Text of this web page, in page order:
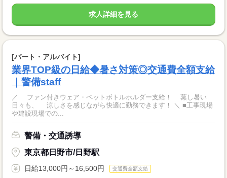
求人詳細を見る
[パート・アルバイト]
業界TOP級の日給◆暑さ対策◎交通費全額支給
｜警備staff
／ ファン付きウェア・ペットボトルホルダー支給！ 蒸し暑い
日々も、 涼しさを感じながら快適に勤務できます！ ＼ ■工事現場
や建設現場での...
警備・交通誘導
東京都日野市/日野駅
日給13,000円～16,500円 交通費全額支給